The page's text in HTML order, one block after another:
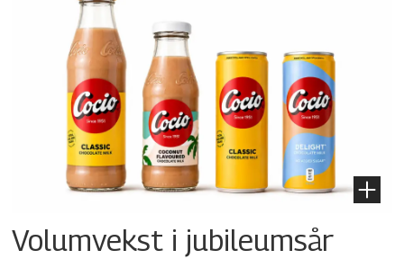
Volumvekst i jubileumsår